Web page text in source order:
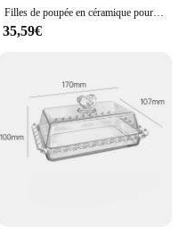
Filles de poupée en céramique pour restaurant, récipient scellé, boîte de rangement, boîte à fromage avec couteau, couvercle en bambou, trancheuse de poupée, plat, ustensiles de cuisine
35,59€